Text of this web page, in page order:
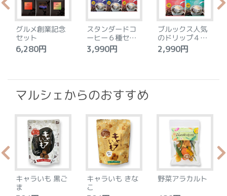
グルメ創業記念
セット
6,280円
スタンダードコ
ーヒー６種セッ
ト
3,990円
ブルックス人気
のドリップ４種
セット
2,990円
マルシェからのおすすめ
キャラいも 黒ご
ま
キャラいも きな
こ
野菜アラカルト